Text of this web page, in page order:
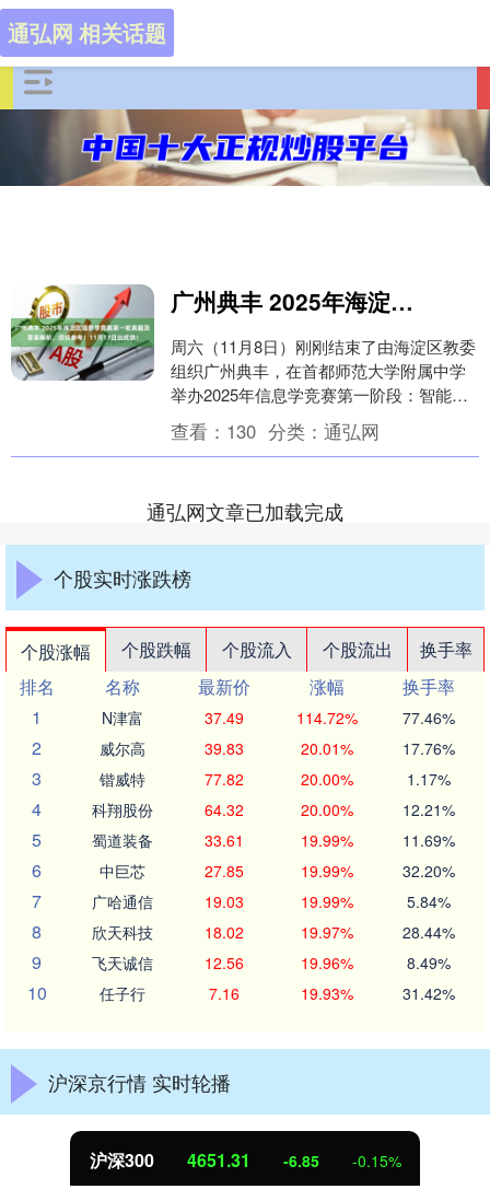
通弘网 相关话题
广州典丰 2025年海淀区信息学竞赛第一轮真题及答案解析，仅供参考！11月17日出成绩！
周六（11月8日）刚刚结束了由海淀区教委
组织广州典丰，在首都师范大学附属中学
举办2025年信息学竞赛第一阶段：智能未
来创新赛！ 本次比赛一共35道题目，主要
包含....
查看： 130 分类： 通弘网
通弘网文章已加载完成
个股实时涨跌榜
个股涨幅 个股跌幅 个股流入 个股流出
换手率
排名
名称 最新价 涨幅
换手率
1
N津富 37.49 114.72% 77.46%
2 威尔高 39.83 20.01% 17.76%
3 锴威特 77.82 20.00% 1.17%
4 科翔股份 64.32 20.00% 12.21%
5 蜀道装备 33.61 19.99% 11.69%
6 中巨芯 27.85 19.99% 32.20%
7 广哈通信 19.03 19.99% 5.84%
8 欣天科技 18.02 19.97% 28.44%
9 飞天诚信 12.56 19.96% 8.49%
10 任子行 7.16 19.93% 31.42%
沪深京行情 实时轮播
沪深300 4651.31 -6.85 -0.15%